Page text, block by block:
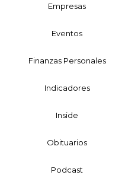
Empresas
Eventos
Finanzas Personales
Indicadores
Inside
Obituarios
Podcast